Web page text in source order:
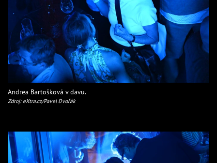
Andrea Bartošková v davu.
Zdroj: eXtra.cz/Pavel Dvořák